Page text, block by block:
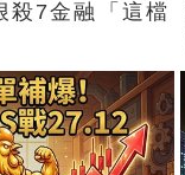
殺7金融「這檔